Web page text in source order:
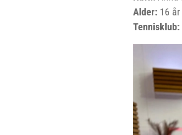
Alder:16 år
Tennisklub: